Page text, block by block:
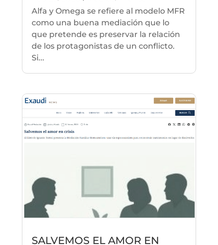
Alfa y Omega se refiere al modelo MFR
como una buena mediación que lo
que pretende es preservar la relación
de los protagonistas de un conflicto.
Si...
SALVEMOS EL AMOR EN